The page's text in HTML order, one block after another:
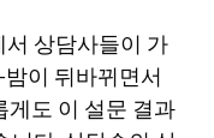
상담사들이 가
이 뒤바뀌면서
게도 이 설문 결과